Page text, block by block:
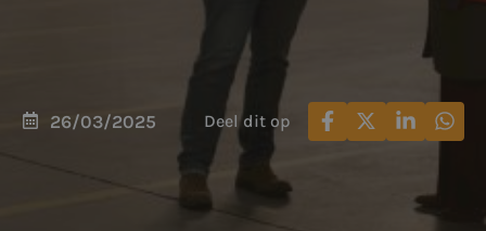
26/03/2025 Deel dit op